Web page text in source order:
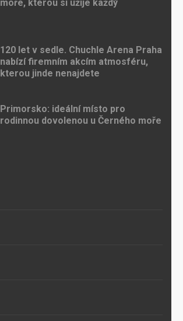
moře, kterou si užije každý
120 let v sedle. Chuchle Arena Praha
nabízí firemním akcím atmosféru,
kterou jinde nenajdete
Primorsko: ideální místo pro
rodinnou dovolenou u Černého moře